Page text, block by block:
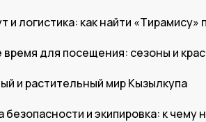
и логистика: как найти «Тирамису»
для посещения: сезоны и
и растительный мир Кызылкупа
безопасности и экипировка: к чему